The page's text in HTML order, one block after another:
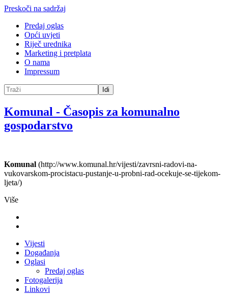
Preskoči na sadržaj
Predaj oglas
Opći uvjeti
Riječ urednika
Marketing i pretplata
O nama
Impressum
Idi
Komunal - Časopis za komunalno
gospodarstvo
Komunal (http://www.komunal.hr/vijesti/zavrsni-radovi-na-
vukovarskom-procistacu-pustanje-u-probni-rad-ocekuje-se-tijekom-
ljeta/)
Više
Vijesti
Događanja
Oglasi
Predaj oglas
Fotogalerija
Linkovi